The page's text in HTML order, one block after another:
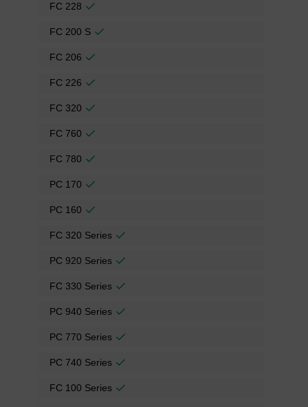
FC 228
FC 200 S
FC 206
FC 226
FC 320
FC 760
FC 780
PC 170
PC 160
FC 320 Series
PC 920 Series
FC 330 Series
PC 940 Series
PC 770 Series
PC 740 Series
FC 100 Series